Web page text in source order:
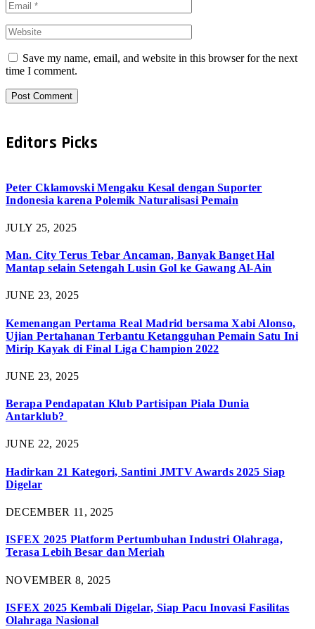
Save my name, email, and website in this browser for the next
time I comment.
Editors Picks
Peter Cklamovski Mengaku Kesal dengan Suporter
Indonesia karena Polemik Naturalisasi Pemain
JULY 25, 2025
Man. City Terus Tebar Ancaman, Banyak Banget Hal
Mantap selain Setengah Lusin Gol ke Gawang Al-Ain
JUNE 23, 2025
Kemenangan Pertama Real Madrid bersama Xabi Alonso,
Ujian Pertahanan Terbantu Ketangguhan Pemain Satu Ini
Mirip Kayak di Final Liga Champion 2022
JUNE 23, 2025
Berapa Pendapatan Klub Partisipan Piala Dunia
Antarklub?
JUNE 22, 2025
Hadirkan 21 Kategori, Santini JMTV Awards 2025 Siap
Digelar
DECEMBER 11, 2025
ISFEX 2025 Platform Pertumbuhan Industri Olahraga,
Terasa Lebih Besar dan Meriah
NOVEMBER 8, 2025
ISFEX 2025 Kembali Digelar, Siap Pacu Inovasi Fasilitas
Olahraga Nasional